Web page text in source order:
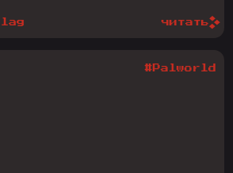
читать
#Palworld